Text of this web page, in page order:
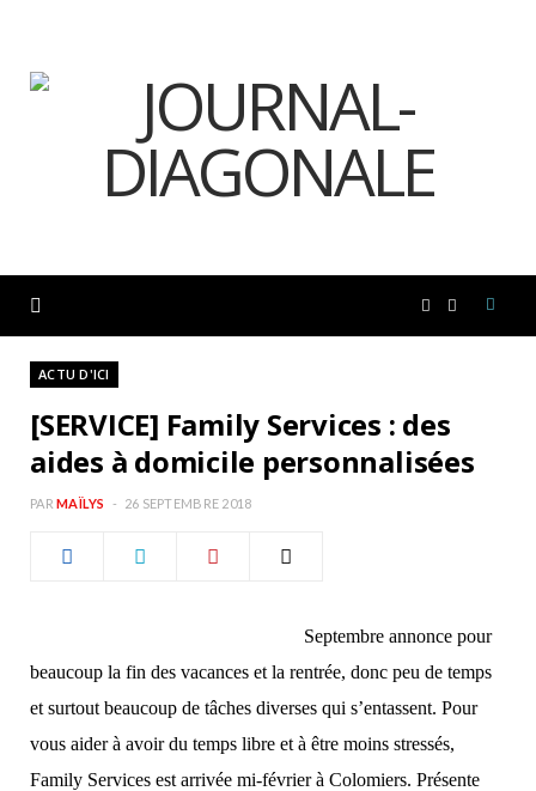
c
o r
ACTU D'ICI
[SERVICE] Family Services : des
aides à domicile personnalisées
PAR MAÏLYS 26 SEPTEMBRE 2018
Septembre annonce pour
beaucoup la fin des vacances et la rentrée, donc peu de temps
et surtout beaucoup de tâches diverses qui s’entassent. Pour
vous aider à avoir du temps libre et à être moins stressés,
Family Services est arrivée mi-février à Colomiers. Présente